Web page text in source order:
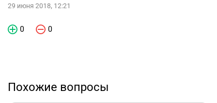
29 июня 2018, 12:21
0 0
Похожие вопросы